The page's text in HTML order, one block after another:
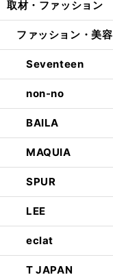
取材・ファッション
ファッション・美容
Seventeen
non-no
BAILA
MAQUIA
SPUR
LEE
eclat
T JAPAN